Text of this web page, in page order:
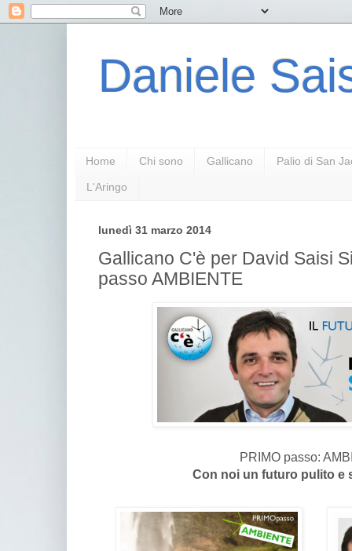
Daniele
Home Chi sono Gallicano Palio di San
L'Aringo
lunedì 31 marzo 2014
Gallicano C'è per David Saisi
passo AMBIENTE
PRIMO passo:
Con noi un futuro pulito e